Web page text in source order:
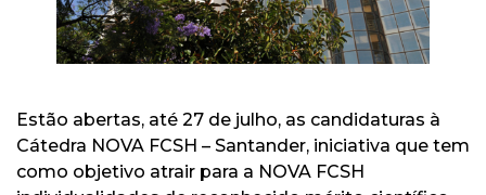
Estão abertas, até 27 de julho, as candidaturas à
Cátedra NOVA FCSH – Santander, iniciativa que tem
como objetivo atrair para a NOVA FCSH